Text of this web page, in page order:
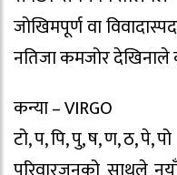
जोखिमपूर्ण वा
नतिजा कमजोर देखिनाले
कन्या – VIRGO
टो, प, पि, पु, ष, ण, ठ, पे, पो